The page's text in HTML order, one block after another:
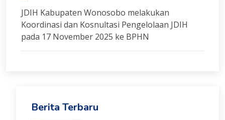
JDIH Kabupaten Wonosobo melakukan
Koordinasi dan Kosnultasi Pengelolaan JDIH
pada 17 November 2025 ke BPHN
Berita Terbaru